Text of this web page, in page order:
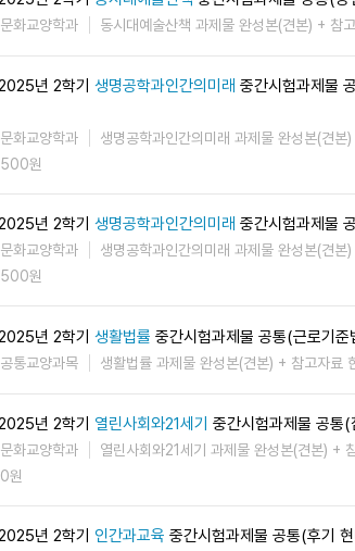
문화교양학과 동시대예술산책 과제물 완성본(견본) + 참
년 2학기 생명공학과인간의미래 중간시험과제물
문화교양학과 생명공학과인간의미래 과제물 완성본(견
500원
년 2학기 생명공학과인간의미래 중간시험과제물
문화교양학과 생명공학과인간의미래 과제물 완성본(견
500원
년 2학기 생활법률 중간시험과제물 공통(근로기
공통교양과목 생활법률 과제물 완성본(견본) + 참고자료
년 2학기 열린사회와21세기 중간시험과제물 공통
문화교양학과 열린사회와21세기 과제물 완성본(견본) +
0원
년 2학기 인간과교육 중간시험과제물 공통(후기